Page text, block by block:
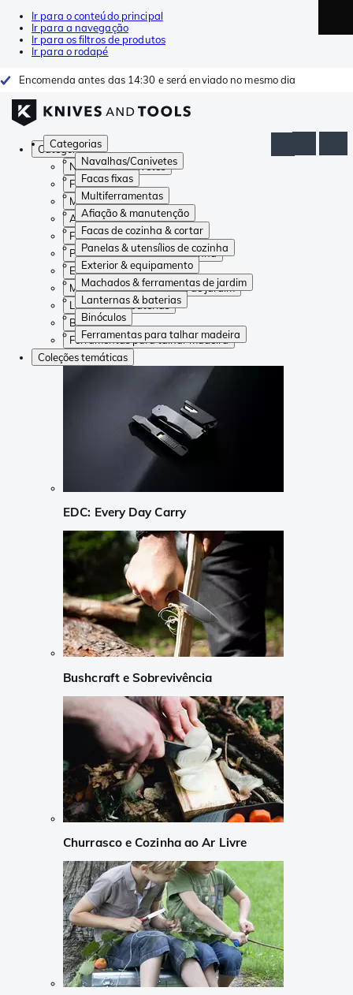
Ir para o conteúdo principal
Ir para a navegação
Ir para os filtros de produtos
Ir para o rodapé
Encomenda antes das 14:30 e será enviado no mesmo dia
Categorias
Navalhas/Canivetes
Facas fixas
Multiferramentas
Afiação & manutenção
Facas de cozinha & cortar
Panelas & utensílios de cozinha
Exterior & equipamento
Machados & ferramentas de jardim
Lanternas & baterias
Binóculos
Ferramentas para talhar madeira
Categorias
Navalhas/Canivetes
Facas fixas
Multiferramentas
Afiação & manutenção
Facas de cozinha & cortar
Panelas & utensílios de cozinha
Exterior & equipamento
Machados & ferramentas de jardim
Lanternas & baterias
Binóculos
Ferramentas para talhar madeira
Coleções temáticas
EDC: Every Day Carry
Bushcraft e Sobrevivência
Churrasco e Cozinha ao Ar Livre